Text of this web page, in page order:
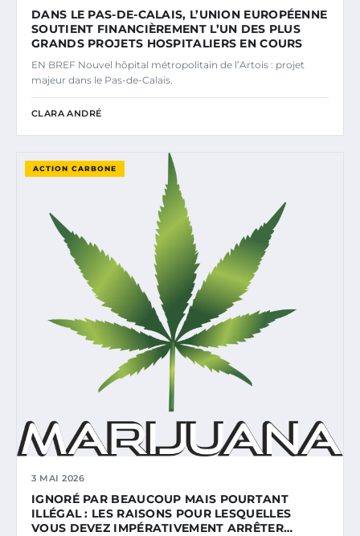
DANS LE PAS-DE-CALAIS, L’UNION EUROPÉENNE
SOUTIENT FINANCIÈREMENT L’UN DES PLUS
GRANDS PROJETS HOSPITALIERS EN COURS
EN BREF Nouvel hôpital métropolitain de l’Artois : projet
majeur dans le Pas-de-Calais.
CLARA ANDRÉ
ACTION CARBONE
3 MAI 2026
IGNORÉ PAR BEAUCOUP MAIS POURTANT
ILLÉGAL : LES RAISONS POUR LESQUELLES
VOUS DEVEZ IMPÉRATIVEMENT ARRÊTER…